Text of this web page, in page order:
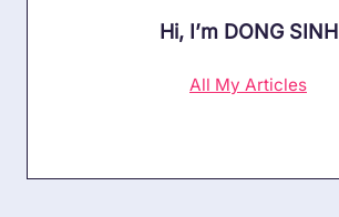
Hi, I’m DONG SINH
All My Articles